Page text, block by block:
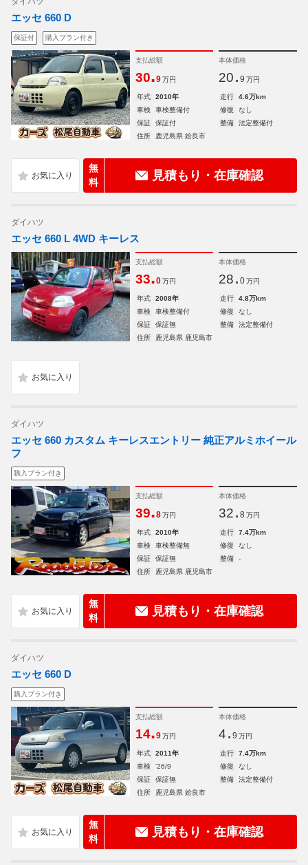
エッセ 660 D
保証付 購入プラン付き
支払総額
30.9 万円
本体価格
20. 9 万円
年式 2010年 走行
4.6万km
車検
車検整備付 修復
なし
保証
保証付 整備
法定整備付
住所
鹿児島県 姶良市
無
料
見積もり・在庫確認
ダイハツ
エッセ 660 L 4WD キーレス
支払総額
33.0 万円
本体価格
28. 0 万円
年式 2008年 走行
4.8万km
車検
車検整備付 修復
なし
保証
保証無 整備
法定整備付
住所
鹿児島県 鹿児島市
ダイハツ
エッセ 660 カスタム キーレスエントリー 純正アルミホイール
フ
購入プラン付き
支払総額
39.8 万円
本体価格
32. 8 万円
年式 2010年 走行
7.4万km
車検
車検整備無 修復
なし
保証
保証無 整備
-
住所
鹿児島県 鹿児島市
無
料
見積もり・在庫確認
ダイハツ
エッセ 660 D
購入プラン付き
支払総額
14.9 万円
本体価格
4. 9 万円
年式 2011年 走行
7.4万km
車検
'26/9 修復
なし
保証
保証無 整備
法定整備付
住所
鹿児島県 姶良市
無
料
見積もり・在庫確認